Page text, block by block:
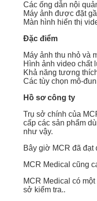
Các ống dẫn nội
Máy ảnh được đặt
Màn hình hiển thị
Đặc điểm
Máy ảnh thu nhỏ và
Hình ảnh video chất
Khả năng tương
Các tùy chọn mô-
Hồ sơ công ty
Trụ sở chính của
cấp các sản phẩm
như vậy.
Bây giờ MCR đã đạt
MCR Medical cũng
MCR Medical có
sở kiểm tra..